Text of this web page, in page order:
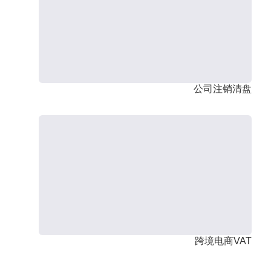
公司注销清盘
跨境电商VAT